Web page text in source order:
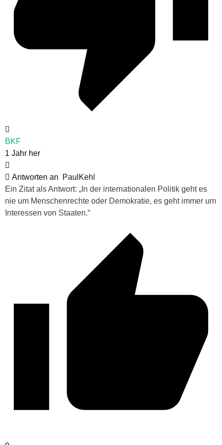
BKF
1 Jahr her
Antworten an
PaulKehl
Ein Zitat als Antwort: „In der internationalen Politik geht es
nie um Menschenrechte oder Demokratie, es geht immer um
Interessen von Staaten.“